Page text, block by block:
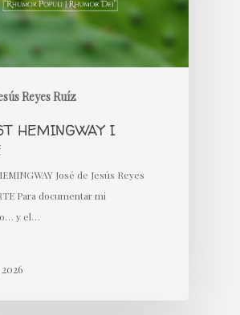
Reyes Ruíz
HEMINGWAY I
José de Jesús Reyes
Para documentar mi
y el…